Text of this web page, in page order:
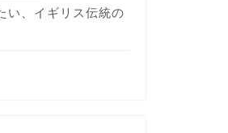
い、イギリス伝統の